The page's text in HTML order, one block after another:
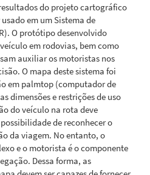
do projeto cartográfico
em um Sistema de
O protótipo desenvolvido
em rodovias, bem como
auxiliar os motoristas nos
O mapa deste sistema foi
em palmtop (computador de
dimensões e restrições de uso
do veículo na rota deve
de reconhecer o
da viagem. No entanto, o
e o motorista é o componente
Dessa forma, as